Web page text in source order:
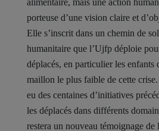
porteuse d’une vision claire et
Elle s’inscrit dans un chemin de
humanitaire que l’Ujfp déploie
déplacés, en particulier les enfants
maillon le plus faible de cette
eu des centaines d’initiatives
les déplacés dans différents
restera un nouveau témoignage de